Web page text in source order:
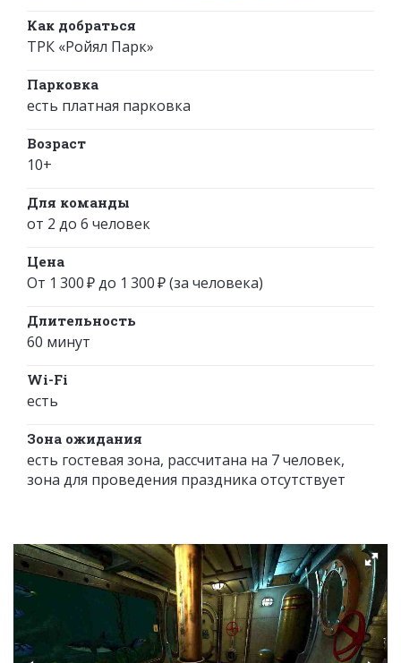
Как добраться
ТРК «Ройял Парк»
Парковка
есть платная парковка
Возраст
10+
Для команды
от 2 до 6 человек
Цена
От 1 300 ₽ до 1 300 ₽ (за человека)
Длительность
60 минут
Wi-Fi
есть
Зона ожидания
есть гостевая зона, рассчитана на 7 человек,
зона для проведения праздника отсутствует